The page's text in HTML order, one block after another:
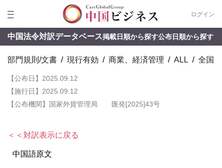
ログイン
中国法令対訳データベース掲載日順から探す公布日順から探す
部門規則/文書 / 現行有効 / 商業、経済管理 / ALL / 全国
【公布日】2025.09.12
【施行日】2025.09.12
【公布機関】国家外貨管理局 匯発[2025]43号
＜＜対訳表示に戻る
中国語原文